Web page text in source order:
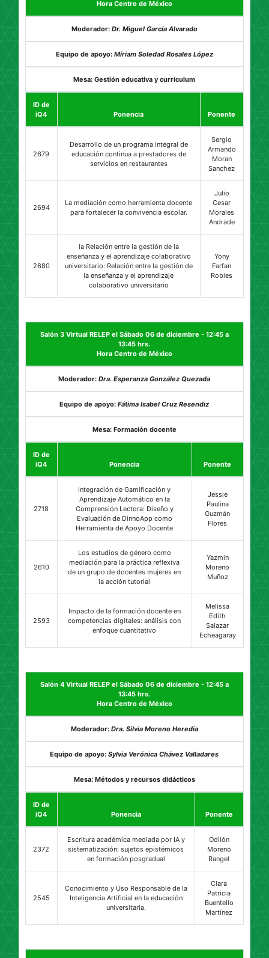
Hora Centro de México
Moderador: Dr. Miguel García Alvarado
Equipo de apoyo: Míriam Soledad Rosales López
Mesa: Gestión educativa y curriculum
ID de
iQ4
Ponencia Ponente
2679
Desarrollo de un programa integral de
educación continua a prestadores de
servicios en restaurantes
Sergio
Armando
Moran
Sanchez
2694
La mediación como herramienta docente
para fortalecer la convivencia escolar.
Julio
Cesar
Morales
Andrade
2680
la Relación entre la gestión de la
enseñanza y el aprendizaje colaborativo
universitario: Relación entre la gestión de
la enseñanza y el aprendizaje
colaborativo universitario
Yony
Farfan
Robles
Salón 3 Virtual RELEP el Sábado 06 de diciembre - 12:45 a
13:45 hrs.
Hora Centro de México
Moderador:Dra. Esperanza González Quezada
Equipo de apoyo:Fátima Isabel Cruz Resendiz
Mesa: Formación docente
ID de
iQ4
Ponencia Ponente
2718
Integración de Gamificación y
Aprendizaje Automático en la
Comprensión Lectora: Diseño y
Evaluación de DinnoApp como
Herramienta de Apoyo Docente
Jessie
Paulina
Guzmán
Flores
2610
Los estudios de género como
mediación para la práctica reflexiva
de un grupo de docentes mujeres en
la acción tutorial
Yazmin
Moreno
Muñoz
2593
Impacto de la formación docente en
competencias digitales: análisis con
enfoque cuantitativo
Melissa
Edith
Salazar
Echeagaray
Salón 4 Virtual RELEP el Sábado 06 de diciembre - 12:45 a
13:45 hrs.
Hora Centro de México
Moderador: Dra. Silvia Moreno Heredia
Equipo de apoyo:Sylvia Verónica Chávez Valladares
Mesa: Métodos y recursos didácticos
ID de
iQ4
Ponencia Ponente
2372
Escritura académica mediada por IA y
sistematización: sujetos epistémicos
en formación posgradual
Odilón
Moreno
Rangel
2545
Conocimiento y Uso Responsable de la
Inteligencia Artificial en la educación
universitaria.
Clara
Patricia
Buentello
Martínez